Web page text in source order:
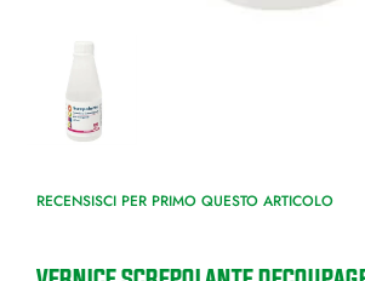
RECENSISCI PER PRIMO QUESTO ARTICOLO